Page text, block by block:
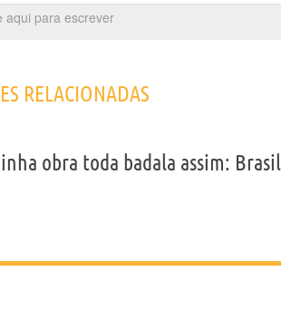
RELACIONADAS
obra toda badala assim: